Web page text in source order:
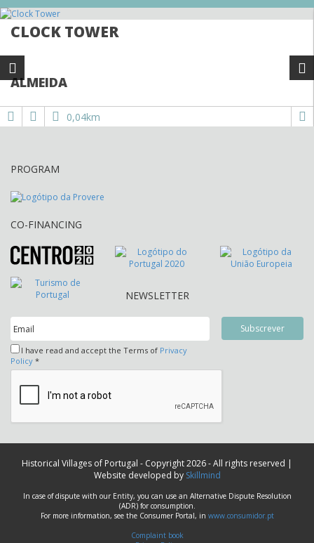
CLOCK TOWER
ALMEIDA
0,04km
PROGRAM
CO-FINANCING
NEWSLETTER
I have read and accept the Terms of Privacy
Policy *
Historical Villages of Portugal - Copyright 2026 - All rights reserved |
Website developed by Skillmind
In case of dispute with our Entity, you can use an Alternative Dispute Resolution
(ADR) for consumption.
For more information, see the Consumer Portal, in www.consumidor.pt
Complaint book